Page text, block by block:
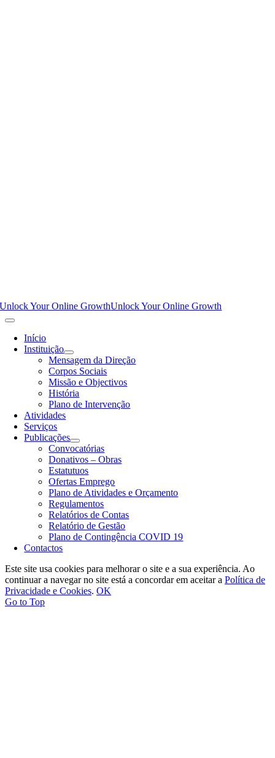
Unlock Your Online GrowthUnlock Your Online Growth
Início
Instituição
Mensagem da Direção
Corpos Sociais
Missão e Objectivos
História
Plano de Intervenção
Atividades
Serviços
Publicações
Convocatórias
Donativos – Obras
Estatutuos
Ofertas Emprego
Plano de Atividades e Orçamento
Regulamentos
Relatórios de Contas
Relatório de Gestão
Plano de Contingência COVID 19
Contactos
Este site usa cookies para melhorar o site e a sua experiência. Ao
continuar a navegar no site está a concordar em aceitar a Política de
Privacidade e Cookies. OK
Go to Top